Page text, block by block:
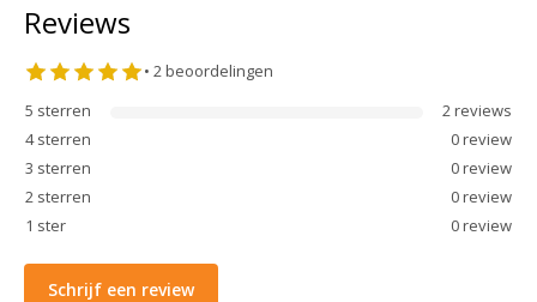
Reviews
• 2 beoordelingen
5 sterren 2 reviews
4 sterren 0review
3 sterren 0review
2 sterren 0review
1 ster 0review
Schrijf een review